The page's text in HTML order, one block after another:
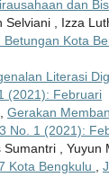
dan
Selviani , Izza
Kota
Literasi
(2021): Februari
Gerakan
No. 1 (2021):
, Yuyun
Kota Bengkulu ,